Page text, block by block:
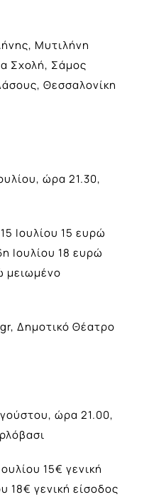
Μυτιλήνη
Σχολή, Σάμος
Θεσσαλονίκη
ώρα 21.30,
Ιουλίου 15 ευρώ
Ιουλίου 18 ευρώ
μειωμένο
Δημοτικό Θέατρο
ώρα 21.00,
15€ γενική
18€ γενική είσοδος